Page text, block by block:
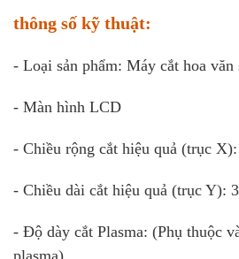
thông số kỹ thuật:
- Loại sản phẩm: Máy cắt hoa văn
- Màn hình LCD
- Chiều rộng cắt hiệu quả (trục
- Chiều dài cắt hiệu quả (trục Y):
- Độ dày cắt Plasma: (Phụ thuộc